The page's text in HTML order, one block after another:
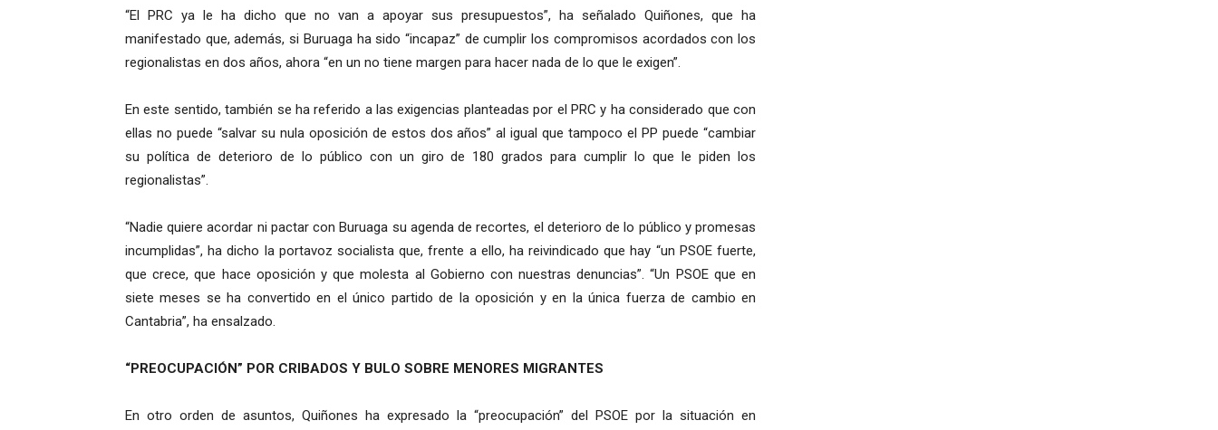
“El PRC ya le ha dicho que no van a apoyar sus presupuestos”, ha señalado Quiñones, que ha
manifestado que, además, si Buruaga ha sido “incapaz” de cumplir los compromisos acordados con los
regionalistas en dos años, ahora “en un no tiene margen para hacer nada de lo que le exigen”.
En este sentido, también se ha referido a las exigencias planteadas por el PRC y ha considerado que con
ellas no puede “salvar su nula oposición de estos dos años” al igual que tampoco el PP puede “cambiar
su política de deterioro de lo público con un giro de 180 grados para cumplir lo que le piden los
regionalistas”.
“Nadie quiere acordar ni pactar con Buruaga su agenda de recortes, el deterioro de lo público y promesas
incumplidas”, ha dicho la portavoz socialista que, frente a ello, ha reivindicado que hay “un PSOE fuerte,
que crece, que hace oposición y que molesta al Gobierno con nuestras denuncias”. “Un PSOE que en
siete meses se ha convertido en el único partido de la oposición y en la única fuerza de cambio en
Cantabria”, ha ensalzado.
“PREOCUPACIÓN” POR CRIBADOS Y BULO SOBRE MENORES MIGRANTES
En otro orden de asuntos, Quiñones ha expresado la “preocupación” del PSOE por la situación en